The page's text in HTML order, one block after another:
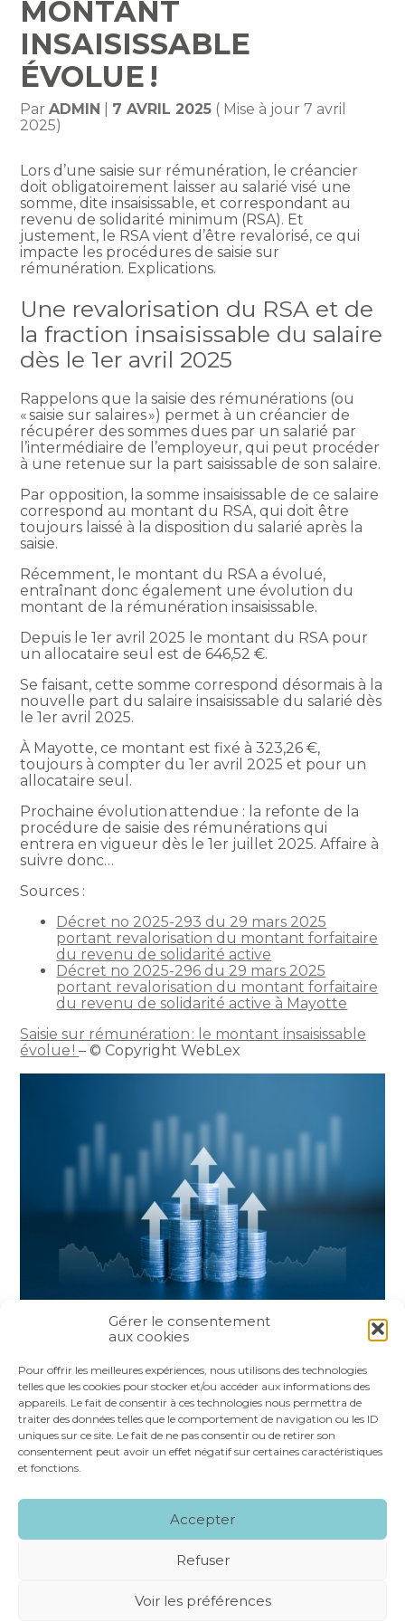
Gérer le consentement
aux cookies
Pour offrir les meilleures expériences, nous utilisons des technologies
telles que les cookies pour stocker et/ou accéder aux informations des
appareils. Le fait de consentir à ces technologies nous permettra de
traiter des données telles que le comportement de navigation ou les ID
uniques sur ce site. Le fait de ne pas consentir ou de retirer son
consentement peut avoir un effet négatif sur certaines caractéristiques
et fonctions.
Accepter
Refuser
Voir les préférences
MONTANT
INSAISISSABLE
ÉVOLUE !
ParADMIN 7 AVRIL 2025 ( Mise à jour 7 avril
2025)
Lors d’une saisie sur rémunération, le créancier
doit obligatoirement laisser au salarié visé une
somme, dite insaisissable, et correspondant au
revenu de solidarité minimum (RSA). Et
justement, le RSA vient d’être revalorisé, ce qui
impacte les procédures de saisie sur
rémunération. Explications.
Une revalorisation du RSA et de
la fraction insaisissable du salaire
dès le 1er avril 2025
Rappelons que la saisie des rémunérations (ou
« saisie sur salaires ») permet à un créancier de
récupérer des sommes dues par un salarié par
l’intermédiaire de l’employeur, qui peut procéder
à une retenue sur la part saisissable de son salaire.
Par opposition, la somme insaisissable de ce salaire
correspond au montant du RSA, qui doit être
toujours laissé à la disposition du salarié après la
saisie.
Récemment, le montant du RSA a évolué,
entraînant donc également une évolution du
montant de la rémunération insaisissable.
Depuis le 1er avril 2025 le montant du RSA pour
un allocataire seul est de 646,52 €.
Se faisant, cette somme correspond désormais à la
nouvelle part du salaire insaisissable du salarié dès
le 1er avril 2025.
À Mayotte, ce montant est fixé à 323,26 €,
toujours à compter du 1er avril 2025 et pour un
allocataire seul.
Prochaine évolution attendue : la refonte de la
procédure de saisie des rémunérations qui
entrera en vigueur dès le 1er juillet 2025. Affaire à
suivre donc…
Sources :
Décret no 2025-293 du 29 mars 2025
portant revalorisation du montant forfaitaire
du revenu de solidarité active
Décret no 2025-296 du 29 mars 2025
portant revalorisation du montant forfaitaire
du revenu de solidarité active à Mayotte
Saisie sur rémunération : le montant insaisissable
évolue !– © Copyright WebLex
FaceBook
TwitterLinkedIn
Footer
NOS SERVICES
NOS SPÉCIALITÉS
RECRUTEMENT CONTACT
MENTIONS LÉGALES PLAN DU SITE